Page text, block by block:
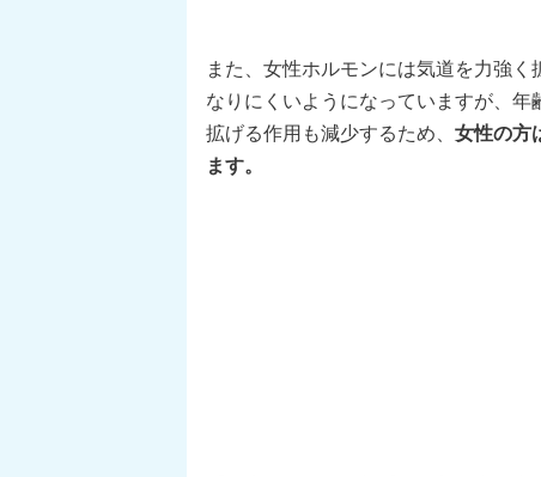
また、女性ホルモンには気道を力強
なりにくいようになっていますが、
拡げる作用も減少するため、 女性の方
ます。